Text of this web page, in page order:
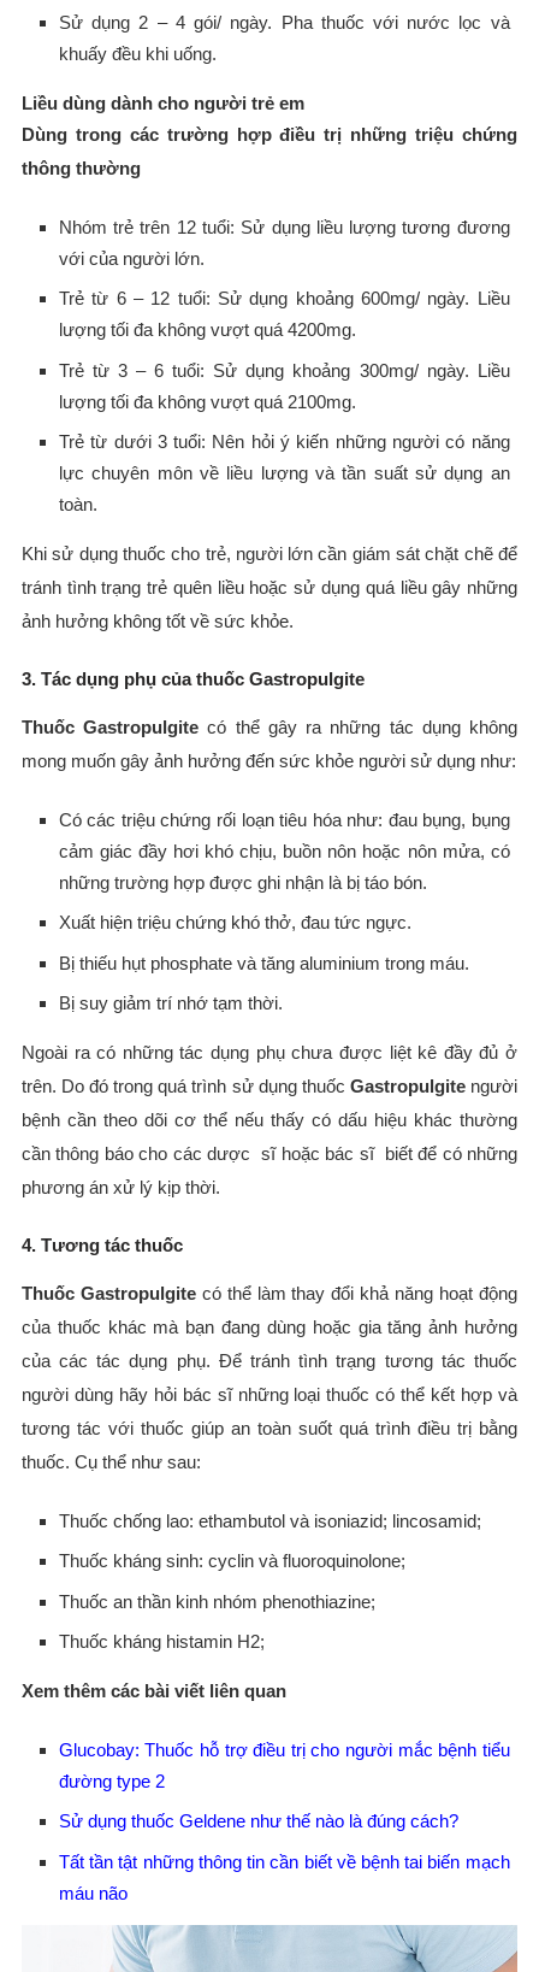
Sử dụng 2 – 4 gói/ ngày. Pha thuốc với nước lọc và
khuấy đều khi uống.
Liều dùng dành cho người trẻ em
Dùng trong các trường hợp điều trị những triệu chứng
thông thường
Nhóm trẻ trên 12 tuổi: Sử dụng liều lượng tương đương
với của người lớn.
Trẻ từ 6 – 12 tuổi: Sử dụng khoảng 600mg/ ngày. Liều
lượng tối đa không vượt quá 4200mg.
Trẻ từ 3 – 6 tuổi: Sử dụng khoảng 300mg/ ngày. Liều
lượng tối đa không vượt quá 2100mg.
Trẻ từ dưới 3 tuổi: Nên hỏi ý kiến những người có năng
lực chuyên môn về liều lượng và tần suất sử dụng an
toàn.
Khi sử dụng thuốc cho trẻ, người lớn cần giám sát chặt chẽ để
tránh tình trạng trẻ quên liều hoặc sử dụng quá liều gây những
ảnh hưởng không tốt về sức khỏe.
3. Tác dụng phụ của thuốc Gastropulgite
Thuốc Gastropulgite có thể gây ra những tác dụng không
mong muốn gây ảnh hưởng đến sức khỏe người sử dụng như:
Có các triệu chứng rối loạn tiêu hóa như: đau bụng, bụng
cảm giác đầy hơi khó chịu, buồn nôn hoặc nôn mửa, có
những trường hợp được ghi nhận là bị táo bón.
Xuất hiện triệu chứng khó thở, đau tức ngực.
Bị thiếu hụt phosphate và tăng aluminium trong máu.
Bị suy giảm trí nhớ tạm thời.
Ngoài ra có những tác dụng phụ chưa được liệt kê đầy đủ ở
trên. Do đó trong quá trình sử dụng thuốc Gastropulgitengười
bệnh cần theo dõi cơ thể nếu thấy có dấu hiệu khác thường
cần thông báo cho các dược sĩ hoặc bác sĩ biết để có những
phương án xử lý kịp thời.
4. Tương tác thuốc
Thuốc Gastropulgitecó thể làm thay đổi khả năng hoạt động
của thuốc khác mà bạn đang dùng hoặc gia tăng ảnh hưởng
của các tác dụng phụ. Để tránh tình trạng tương tác thuốc
người dùng hãy hỏi bác sĩ những loại thuốc có thể kết hợp và
tương tác với thuốc giúp an toàn suốt quá trình điều trị bằng
thuốc. Cụ thể như sau:
Thuốc chống lao: ethambutol và isoniazid; lincosamid;
Thuốc kháng sinh: cyclin và fluoroquinolone;
Thuốc an thần kinh nhóm phenothiazine;
Thuốc kháng histamin H2;
Xem thêm các bài viết liên quan
Glucobay: Thuốc hỗ trợ điều trị cho người mắc bệnh tiểu
đường type 2
Sử dụng thuốc Geldene như thế nào là đúng cách?
Tất tần tật những thông tin cần biết về bệnh tai biến mạch
máu não